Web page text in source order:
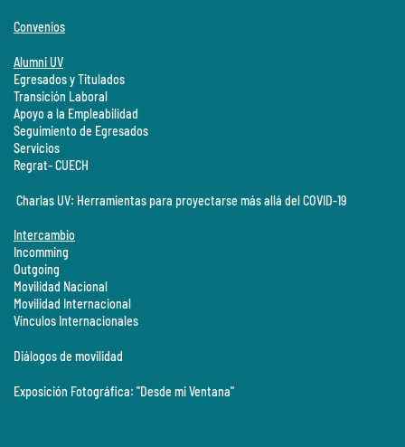
Convenios
Alumni UV
Egresados y Titulados
Transición Laboral
Apoyo a la Empleabilidad
Seguimiento de Egresados
Servicios
Regrat- CUECH
Charlas UV: Herramientas para proyectarse más allá del COVID-19
Intercambio
Incomming
Outgoing
Movilidad Nacional
Movilidad Internacional
Vínculos Internacionales
Diálogos de movilidad
Exposición Fotográfica: "Desde mi Ventana"